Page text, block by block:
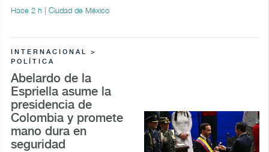
Hace 2 h | Ciudad de México
INTERNACIONAL >
POLÍTICA
Abelardo de la
Espriella asume la
presidencia de
Colombia y promete
mano dura en
seguridad